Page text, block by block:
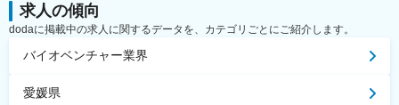
求人の傾向
dodaに掲載中の求人に関するデータを、カテゴリごとにご紹介します。
バイオベンチャー業界
愛媛県